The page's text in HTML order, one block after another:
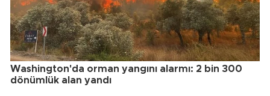
Washington'da orman yangını alarmı: 2 bin 300
dönümlük alan yandı